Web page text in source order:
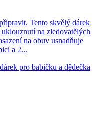
Tento skvělý dárek
na zledovatělých
na obuv usnadňuje
a 2...